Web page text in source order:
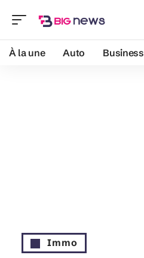
À la une Auto Business
Immo